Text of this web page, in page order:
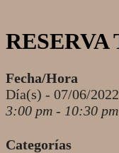
RESERVA
Fecha/Hora
Día(s) - 07/06/2022
3:00 pm - 10:30 pm
Categorías